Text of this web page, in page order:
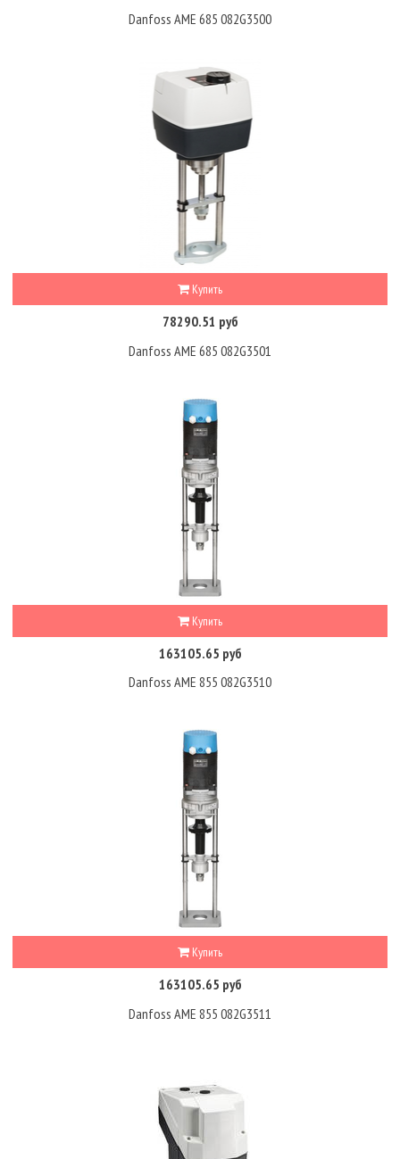
Danfoss AME 685 082G3500
Купить
78290.51 руб
Danfoss AME 685 082G3501
Купить
163105.65 руб
Danfoss AME 855 082G3510
Купить
163105.65 руб
Danfoss AME 855 082G3511